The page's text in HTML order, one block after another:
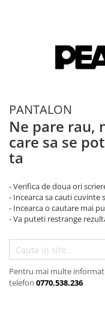
PANTALON
Ne pare rau,
care sa se
ta
- Verifica de doua ori
- Incearca sa cauti cuvinte
- Incearca o cautare mai
- Va puteti restrange
Pentru mai multe
telefon 0770.538.236